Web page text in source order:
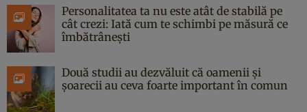
Personalitatea ta nu este atât de stabilă pe
cât crezi: Iată cum te schimbi pe măsură ce
îmbătrânești
Două studii au dezvăluit că oamenii și
șoarecii au ceva foarte important în comun